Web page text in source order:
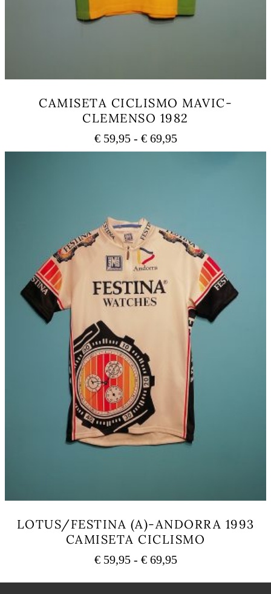
CAMISETA CICLISMO MAVIC-
CLEMENSO 1982
€59,95 - €69,95Rango
de
opciones
se
pueden
elegir
en
página
de
producto
LOTUS/FESTINA (A)-ANDORRA 1993
CAMISETA CICLISMO
€59,95 - €69,95Rango
precios: